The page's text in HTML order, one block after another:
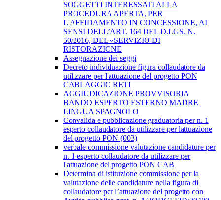
SOGGETTI INTERESSATI ALLA
PROCEDURA APERTA, PER
L'AFFIDAMENTO IN CONCESSIONE, AI
SENSI DELL’ART. 164 DEL D.LGS. N.
50/2016, DEL «SERVIZIO DI
RISTORAZIONE
Assegnazione dei seggi
Decreto individuazione figura collaudatore da
utilizzare per l'attuazione del progetto PON
CABLAGGIO RETI
AGGIUDICAZIONE PROVVISORIA
BANDO ESPERTO ESTERNO MADRE
LINGUA SPAGNOLO
Convalida e pubblicazione graduatoria per n. 1
esperto collaudatore da utilizzare per lattuazione
del progetto PON (003)
verbale commissione valutazione candidature per
n. 1 esperto collaudatore da utilizzare per
l'attuazione del progetto PON CAB
Determina di istituzione commissione per la
valutazione delle candidature nella figura di
collaudatore per l’attuazione del progetto con